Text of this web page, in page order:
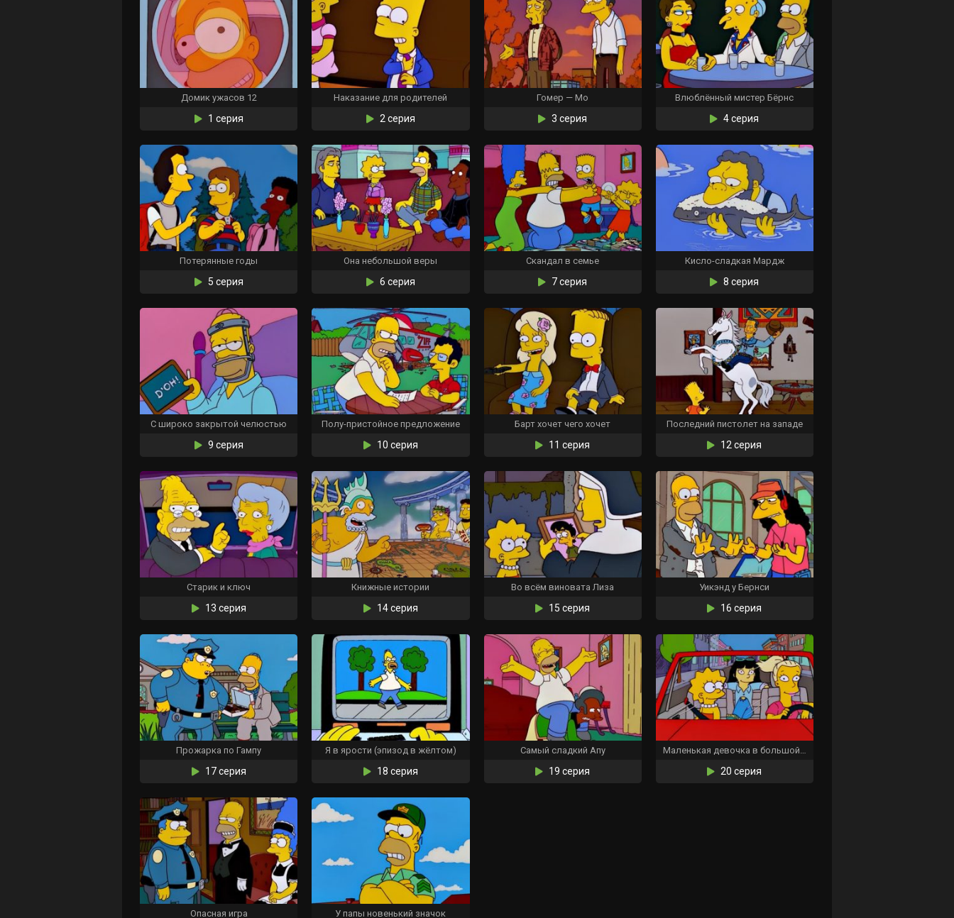
Домик ужасов 12
1 серия
Наказание для родителей
2 серия
Гомер — Мо
3 серия
Влюблённый мистер Бёрнс
4 серия
Потерянные годы
5 серия
Она небольшой веры
6 серия
Скандал в семье
7 серия
Кисло-сладкая Мардж
8 серия
С широко закрытой челюстью
9 серия
Полу-пристойное предложение
10 серия
Барт хочет чего хочет
11 серия
Последний пистолет на западе
12 серия
Старик и ключ
13 серия
Книжные истории
14 серия
Во всём виновата Лиза
15 серия
Уикэнд у Бернси
16 серия
Прожарка по Гампу
17 серия
Я в ярости (эпизод в жёлтом)
18 серия
Самый сладкий Апу
19 серия 20 серия
Опасная игра У папы новенький значок